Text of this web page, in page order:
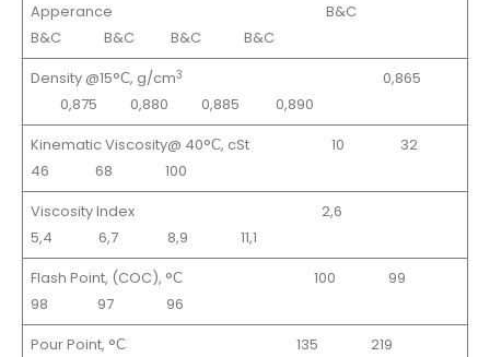
Apperance B&C
B&C B&C B&C B&C
Density @15°С, g/cm3
0,865
0,875 0,880 0,885 0,890
Kinematic Viscosity@ 40°С, cSt 10 32
46 68 100
Viscosity Index 2,6
5,4 6,7 8,9 11,1
Flash Point, (COC), °С 100 99
98 97 96
Pour Point, °С 135 219